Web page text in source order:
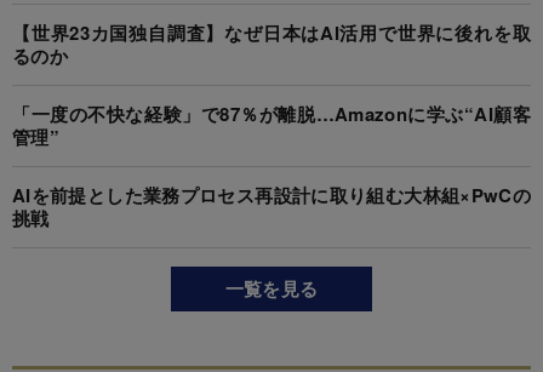
【世界23カ国独自調査】なぜ日本はAI活用で世界に後れを取
るのか
「一度の不快な経験」で87％が離脱…Amazonに学ぶ“AI顧客
管理”
AIを前提とした業務プロセス再設計に取り組む大林組×PwCの
挑戦
一覧を見る